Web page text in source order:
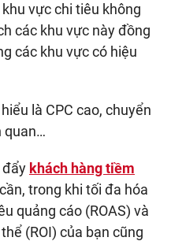
vực chi tiêu không
các khu vực này đồng
các khu vực có hiệu
là CPC cao, chuyển
quan…
đẩy khách hàng tiềm
trong khi tối đa hóa
quảng cáo (ROAS) và
(ROI) của bạn cũng